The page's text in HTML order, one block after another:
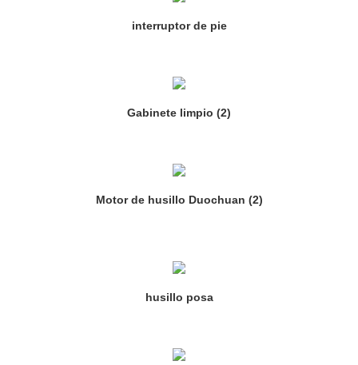
interruptor de pie
Gabinete limpio (2)
Motor de husillo Duochuan (2)
husillo posa